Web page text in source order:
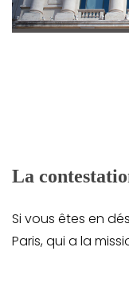
La
Si vous êtes en
Paris, qui a la